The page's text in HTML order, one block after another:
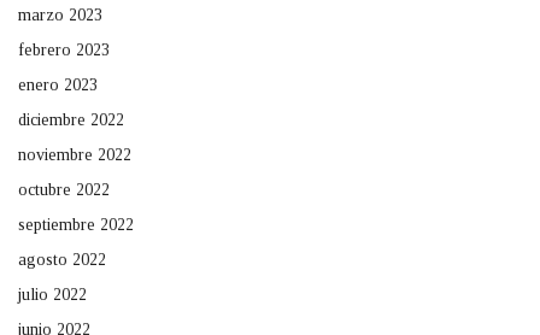
marzo 2023
febrero 2023
enero 2023
diciembre 2022
noviembre 2022
octubre 2022
septiembre 2022
agosto 2022
julio 2022
junio 2022